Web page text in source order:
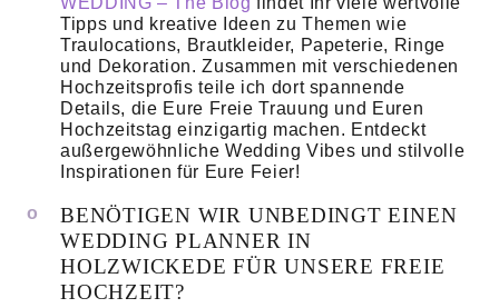
Tipps und kreative Ideen zu Themen wie
Traulocations, Brautkleider, Papeterie, Ringe
und Dekoration. Zusammen mit verschiedenen
Hochzeitsprofis teile ich dort spannende
Details, die Eure Freie Trauung und Euren
Hochzeitstag einzigartig machen. Entdeckt
außergewöhnliche Wedding Vibes und stilvolle
Inspirationen für Eure Feier!
BENÖTIGEN WIR UNBEDINGT EINEN
WEDDING PLANNER IN
HOLZWICKEDE FÜR UNSERE FREIE
HOCHZEIT?